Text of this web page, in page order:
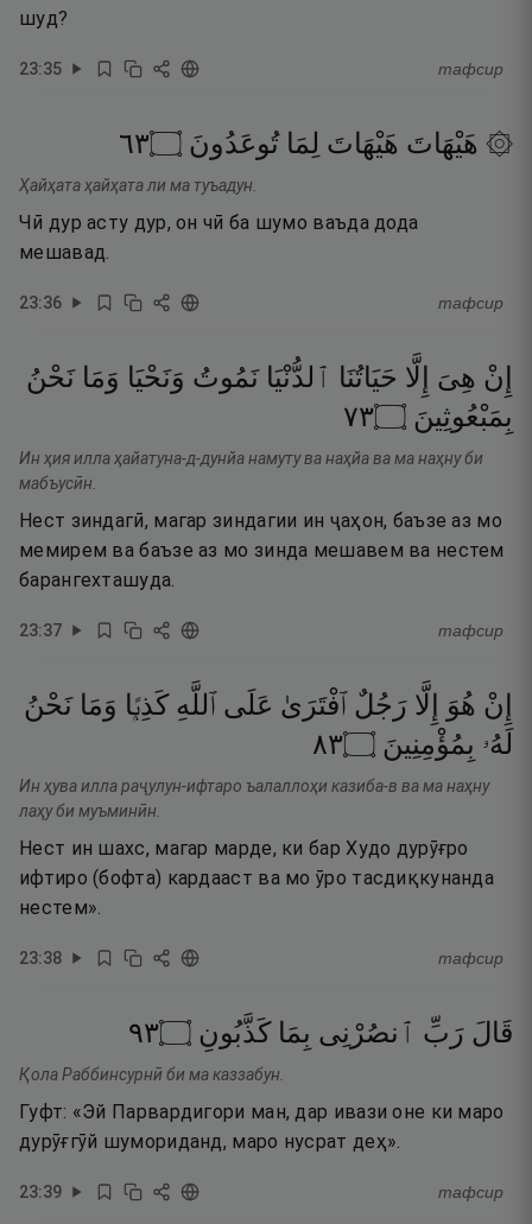
шуд?
23:35 тафсир
۞ هَيْهَاتَ هَيْهَاتَ لِمَا تُوعَدُونَ ۝٣٦
Ҳайҳата ҳайҳата ли ма туъадун.
Чӣ дур асту дур, он чӣ ба шумо ваъда дода
мешавад.
23:36 тафсир
إِنْ هِىَ إِلَّا حَيَاتُنَا ٱلدُّنْيَا نَمُوتُ وَنَحْيَا وَمَا نَحْنُ
بِمَبْعُوثِينَ ۝٣٧
Ин ҳия илла ҳайатуна-д-дунйа намуту ва наҳйа ва ма наҳну би
мабъусӣн.
Нест зиндагӣ, магар зиндагии ин ҷаҳон, баъзе аз мо
мемирем ва баъзе аз мо зинда мешавем ва нестем
барангехташуда.
23:37 тафсир
إِنْ هُوَ إِلَّا رَجُلٌ ٱفْتَرَىٰ عَلَى ٱللَّهِ كَذِبًۭا وَمَا نَحْنُ
لَهُۥ بِمُؤْمِنِينَ ۝٣٨
Ин ҳува илла раҷулун-ифтаро ъалаллоҳи казиба-в ва ма наҳну
лаҳу би муъминӣн.
Нест ин шахс, магар марде, ки бар Худо дурӯғро
ифтиро (бофта) кардааст ва мо ӯро тасдиқкунанда
нестем».
23:38 тафсир
قَالَ رَبِّ ٱنصُرْنِى بِمَا كَذَّبُونِ ۝٣٩
Қола Раббинсурнӣ би ма каззабун.
Гуфт: «Эй Парвардигори ман, дар ивази оне ки маро
дурӯғгӯй шумориданд, маро нусрат деҳ».
23:39 тафсир